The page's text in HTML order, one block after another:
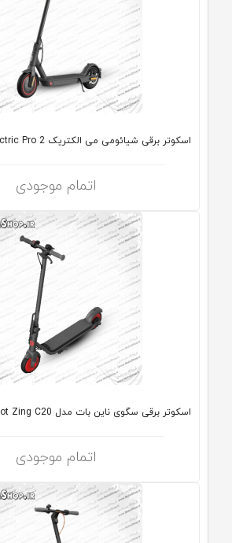
اسکوتر برقی شیائومی می الکتریک Mi Electric Pro 2
اتمام موجودی
اسکوتر برقی سگوی ناین بات مدل Segway Ninebot Zing C20
اتمام موجودی